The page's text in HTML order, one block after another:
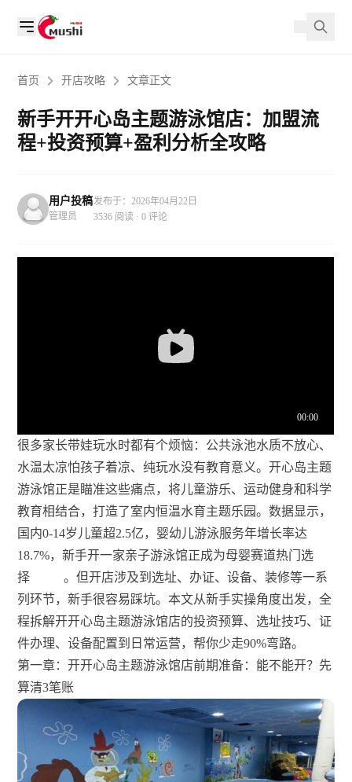
首页 开店攻略 文章正文
新手开开心岛主题游泳馆店：加盟流
程+投资预算+盈利分析全攻略
用户投稿
管理员
发布于：2026年04月22日
3536 阅读 · 0 评论
很多家长带娃玩水时都有个烦恼：公共泳池水质不放心、
水温太凉怕孩子着凉、纯玩水没有教育意义。开心岛主题
游泳馆正是瞄准这些痛点，将儿童游乐、运动健身和科学
教育相结合，打造了室内恒温水育主题乐园。数据显示，
国内0-14岁儿童超2.5亿，婴幼儿游泳服务年增长率达
18.7%，新手开一家亲子游泳馆正成为母婴赛道热门选
择
。但开店涉及到选址、办证、设备、装修等一系
列环节，新手很容易踩坑。本文从新手实操角度出发，全
程拆解开开心岛主题游泳馆店的投资预算、选址技巧、证
件办理、设备配置到日常运营，帮你少走90%弯路。
第一章：开开心岛主题游泳馆店前期准备：能不能开？先
算清3笔账